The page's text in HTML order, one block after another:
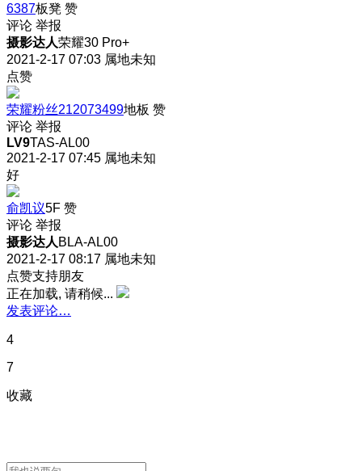
6387板凳 赞
评论 举报
摄影达人荣耀30 Pro+
2021-2-17 07:03 属地未知
点赞
荣耀粉丝212073499地板 赞
评论 举报
LV9TAS-AL00
2021-2-17 07:45 属地未知
好
俞凯议5F 赞
评论 举报
摄影达人 BLA-AL00
2021-2-17 08:17 属地未知
点赞支持朋友
正在加载, 请稍候...
发表评论…
4
7
收藏